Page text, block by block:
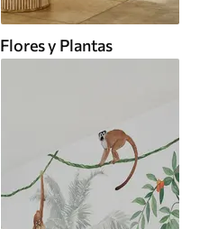
Flores y Plantas